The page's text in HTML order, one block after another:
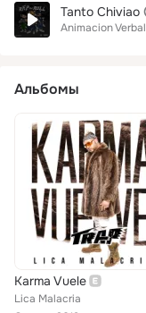
Tanto Chiviao
Animacion Verbal
Альбомы
Karma Vuele
Lica Malacria